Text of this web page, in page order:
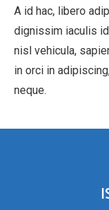
A id hac, libero
dignissim iaculis
nisl vehicula,
in orci in
neque.